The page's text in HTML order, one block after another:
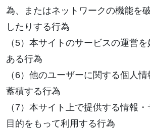
為、またはネットワークの機能を
したりする行為
（5）本サイトのサービスの運営
ある行為
（6）他のユーザーに関する個人
蓄積する行為
（7）本サイト上で提供する情報
目的をもって利用する行為